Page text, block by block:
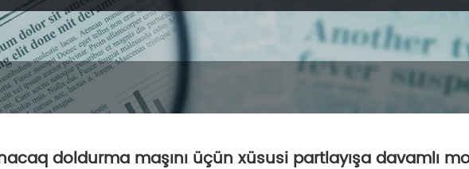
doldurma maşını üçün xüsusi partlayışa davamlı